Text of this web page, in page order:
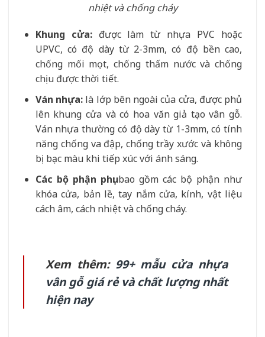
nhiệt và chống cháy
Khung cửa: được làm từ nhựa PVC hoặc
UPVC, có độ dày từ 2-3mm, có độ bền cao,
chống mối mọt, chống thấm nước và chống
chịu được thời tiết.
Ván nhựa: là lớp bên ngoài của cửa, được phủ
lên khung cửa và có hoa văn giả tạo vân gỗ.
Ván nhựa thường có độ dày từ 1-3mm, có tính
năng chống va đập, chống trầy xước và không
bị bạc màu khi tiếp xúc với ánh sáng.
Các bộ phận phụ:bao gồm các bộ phận như
khóa cửa, bản lề, tay nắm cửa, kính, vật liệu
cách âm, cách nhiệt và chống cháy.
Xem thêm: 99+ mẫu cửa nhựa
vân gỗ giá rẻ và chất lượng nhất
hiện nay